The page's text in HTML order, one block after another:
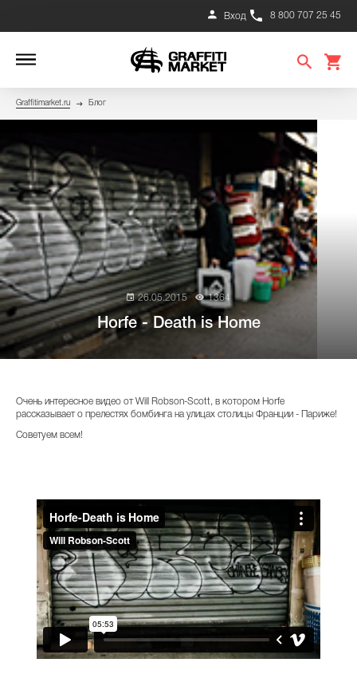
8 800 707 25 45
Вход
Graffitimarket.ru Блог
26.05.2015 1364
Horfe - Death is Home
Очень интересное видео от Will Robson-Scott, в котором Horfe
рассказывает о прелестях бомбинга на улицах столицы Франции - Париже!
Советуем всем!